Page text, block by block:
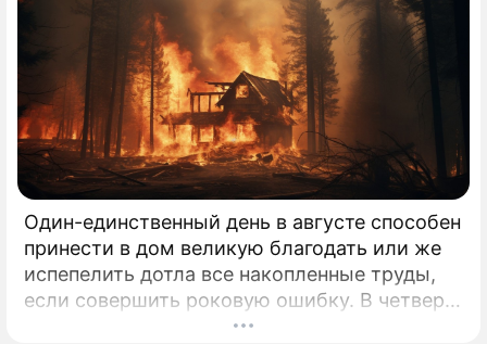
Один-единственный день в августе способен
принести в дом великую благодать или же
испепелить дотла все накопленные труды,
если совершить роковую ошибку. В четверг,
6 августа 2026 года, православная церковь